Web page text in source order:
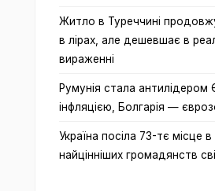
Житло в Туреччині
в лірах, але дешевшає в
вираженні
Румунія стала антилідером
інфляцією, Болгарія —
Україна посіла 73-тє місце
найцінніших громадянств